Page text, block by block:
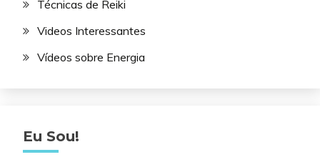
Técnicas de Reiki
Videos Interessantes
Vídeos sobre Energia
Eu Sou!